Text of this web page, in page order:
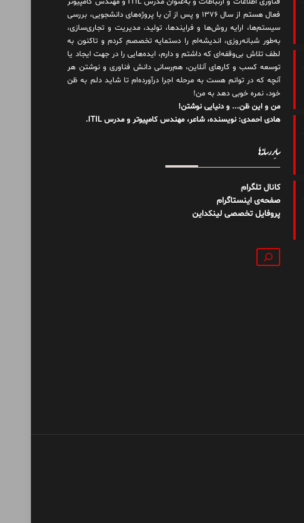
فعال هستم از سال ۱۳۷۶ و پس از آن با پروژه‌های دانشجویی، بررسی
سیستم‌ها، ارایه روش‌ها و فرایندها، تولید، مدیریت و تجاری‌سازی،
به‌طور شبانه‌روزی، اندیشه‌ام را دستمایه تخصصم کردم و تاکنون به
لطف تلاش بی‌وقفه‌ای که داشتم و دارم، اید‌ه‌هایی را در جهت ایجاد یا
توسعه کسب و کارهای آنلاین، هم‌رسانی دانش فناوری و نوشتن هر
آنچه که در توانم هست به مرحله اجرا درآورده‌ام تا شاید دلم به ظن
خود، نمره خوبی دهد به من!
من و این ظن... و دنیایی نوشتن!
هادی احمدی: نویسنده، شاعر، مهندس کامپیوتر و مدرس ITIL.
سایر رسانه‌ها
کانال تلگرام
صفحه‌ی اینستاگرام
پروفایل تخصصی لینکداین
جستجو